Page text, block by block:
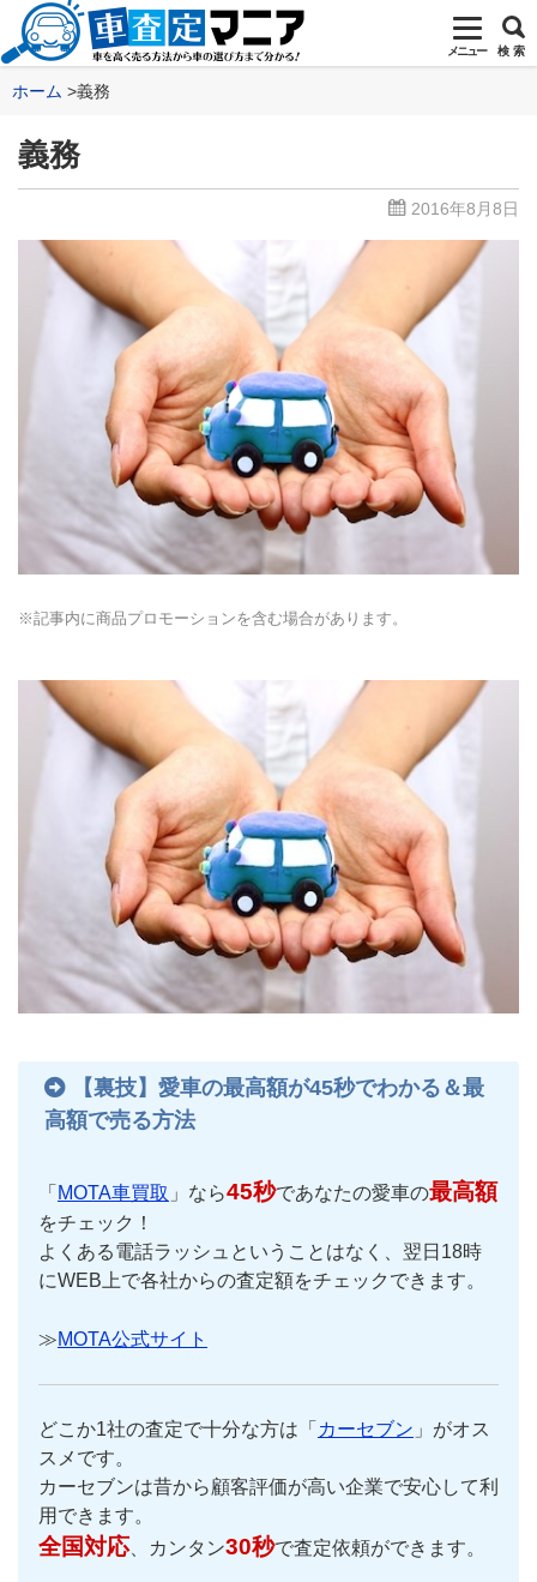
メニュー 検 索
ホーム 義務
義務
2016年8月8日
※記事内に商品プロモーションを含む場合があります。
【裏技】愛車の最高額が45秒でわかる＆最
高額で売る方法
「 MOTA車買取 」なら45秒であなたの愛車の最高額
をチェック！
よくある電話ラッシュということはなく、翌日18時
にWEB上で各社からの査定額をチェックできます。
≫MOTA公式サイト
どこか1社の査定で十分な方は「 カーセブン 」がオス
スメです。
カーセブンは昔から顧客評価が高い企業で安心して利
用できます。
全国対応、カンタン30秒で査定依頼ができます。